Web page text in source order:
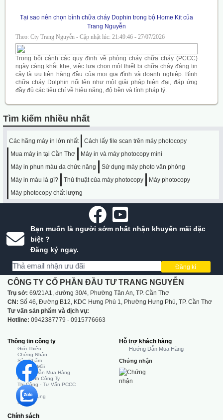
Tại sao nên chọn bình chữa cháy Dophin trong bộ Home Kit của
Trang Nguyễn
Theo: Cty Trang Nguyễn - Cập nhật lúc: 21:49:46 - 27/07/2026
Trong bối cảnh các quy định về phòng cháy chữa cháy (PCCC)
ngày càng khắt khe, việc lựa chọn một thiết bị chữa cháy đáng tin
cậy là ưu tiên hàng đầu của mọi gia đình và doanh nghiệp. Bình
chữa cháy Dolphin nổi lên như một giải pháp hiện đại, đáp ứng
đầy đủ các tiêu chí về hiệu năng, độ bền và tính pháp lý.
Tìm kiếm nhiều nhất
Các hãng máy in lớn nhất
Cách lấy file scan trên máy photocopy
Mua máy in tại Cần Thơ
Máy in và máy photocopy mini
Máy in phun màu đa chức năng
Sử dụng máy photo văn phòng
Máy in màu là gì?
Thủ thuật của máy photocopy
Máy photocopy
Máy photocopy chất lượng
Bạn muốn là người sớm nhất nhận khuyến mãi đặc
biệt ?
Đăng ký ngay.
Đăng kí
CÔNG TY CỔ PHẦN ĐẦU TƯ TRANG NGUYỄN
Trụ sở: 69/21A1, đường 30/4, Phường Tân An, TP. Cần Thơ
CN: Số 46, Đường B12, KDC Hưng Phú 1, Phường Hưng Phú, TP. Cần Thơ
Tư vấn sản phẩm và dịch vụ:
Hotline: 0942387779 - 0915776663
Thông tin công ty
Giới Thiệu
Chứng Nhận
Sản Phẩm
Khuyến Mãi
Hướng Dẫn Mua Hàng
Hình Ảnh Công Ty
Thi Công - Tư Vấn PCCC
Tin Tức
Tuyển Dụng
Liên Hệ
Chính sách
Hỗ trợ khách hàng
Hướng Dẫn Mua Hàng
Chứng nhận